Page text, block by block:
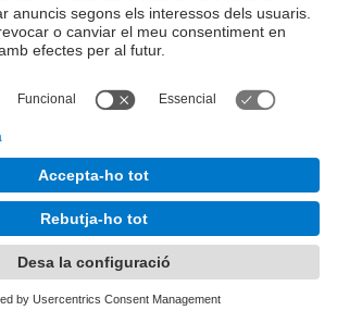
i
UPCshop, marxandatge
Sala de premsa
Autoprotecció i emergències
de Catalunya - BarcelonaTech
Mapa del web Accessibilitat
Avís legal